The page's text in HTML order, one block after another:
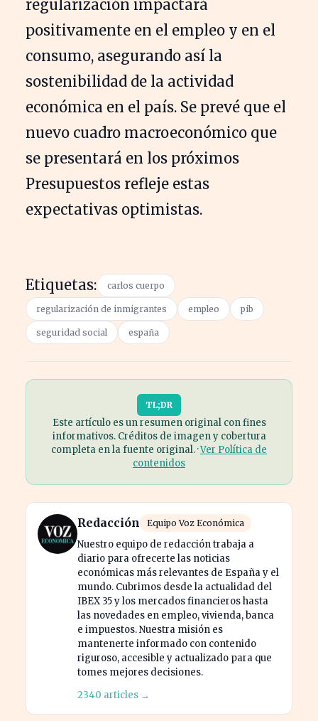
regularización impactará
positivamente en el empleo y en el
consumo, asegurando así la
sostenibilidad de la actividad
económica en el país. Se prevé que el
nuevo cuadro macroeconómico que
se presentará en los próximos
Presupuestos refleje estas
expectativas optimistas.
Etiquetas: carlos cuerpo
regularización de inmigrantes empleo pib
seguridad social españa
TL;DR
Este artículo es un resumen original con fines
informativos. Créditos de imagen y cobertura
completa en la fuente original. ·Ver Política de
contenidos
Redacción Equipo Voz Económica
Nuestro equipo de redacción trabaja a
diario para ofrecerte las noticias
económicas más relevantes de España y el
mundo. Cubrimos desde la actualidad del
IBEX 35 y los mercados financieros hasta
las novedades en empleo, vivienda, banca
e impuestos. Nuestra misión es
mantenerte informado con contenido
riguroso, accesible y actualizado para que
tomes mejores decisiones.
2340 articles →